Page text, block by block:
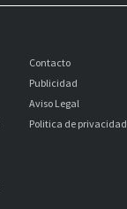
Contacto
Publicidad
Aviso Legal
Politica de privacidad